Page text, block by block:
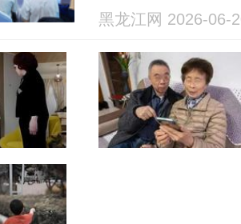
黑龙江网 2026-06-